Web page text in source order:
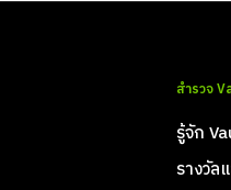
สำรวจ
รู้จัก
รางวัล